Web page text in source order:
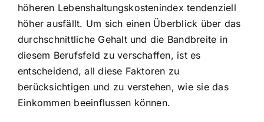
höheren Lebenshaltungskostenindex tendenziell
höher ausfällt. Um sich einen Überblick über das
durchschnittliche Gehalt und die Bandbreite in
diesem Berufsfeld zu verschaffen, ist es
entscheidend, all diese Faktoren zu
berücksichtigen und zu verstehen, wie sie das
Einkommen beeinflussen können.